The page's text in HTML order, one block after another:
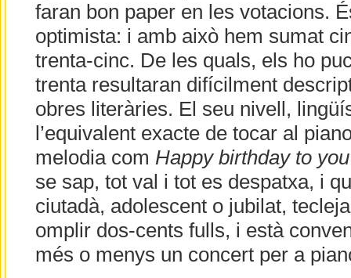
faran bon paper en les votacions.
optimista: i amb això hem sumat
trenta-cinc. De les quals, els ho
trenta resultaran difícilment
obres literàries. El seu nivell,
l’equivalent exacte de tocar al
melodia com Happy birthday to you
se sap, tot val i tot es despatxa, i
ciutadà, adolescent o jubilat,
omplir dos-cents fulls, i està
més o menys un concert per a